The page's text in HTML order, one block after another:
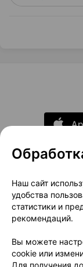
О
Наш сайт
удобства
статистики и
рекомендаций.
Вы можете
cookie или
Для получения